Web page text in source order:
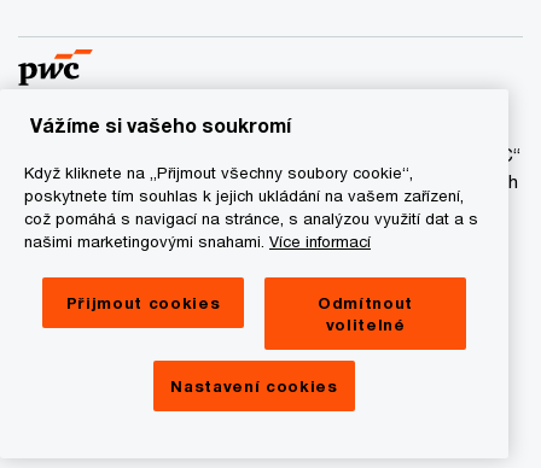
© 2017 - 2026 PwC. Všechna práva vyhrazena. Název “PwC“
označuje síť firem PwC a/anebo jednu anebo více členských
firem, které jsou samostatným právním subjektem. Bližší
informace najdete na stráncewww.pwc.com/structure
Ochrana osobních údajů
Cookie informace
Provozovatel a správce stránek
Vážíme si vašeho soukromí
Když kliknete na „Přijmout všechny soubory cookie“,
poskytnete tím souhlas k jejich ukládání na vašem zařízení,
což pomáhá s navigací na stránce, s analýzou využití dat a s
našimi marketingovými snahami. Více informací
Přijmout cookies
Odmítnout
volitelné
Nastavení cookies